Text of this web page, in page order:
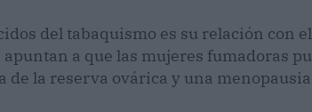
del tabaquismo es su relación con
a que las mujeres fumadoras
la reserva ovárica y una